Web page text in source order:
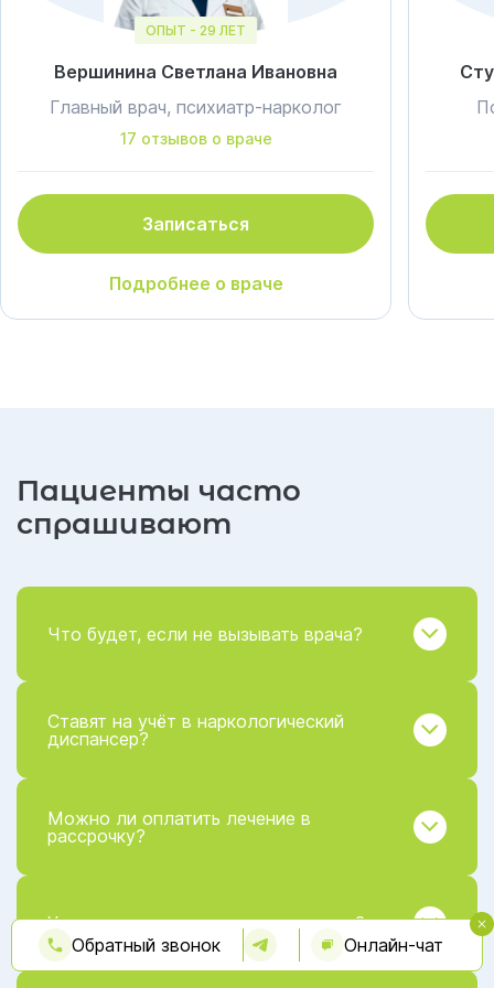
Обратный звонок Онлайн-чат
ОПЫТ - 29 ЛЕТ
Вершинина Светлана Ивановна
Главный врач, психиатр-нарколог
17 отзывов о враче
Записаться
Подробнее о враче
Пациенты часто
спрашивают
Что будет, если не вызывать врача?
Ставят на учёт в наркологический
диспансер?
Можно ли оплатить лечение в
рассрочку?
Узнают ли родственники о лечении?